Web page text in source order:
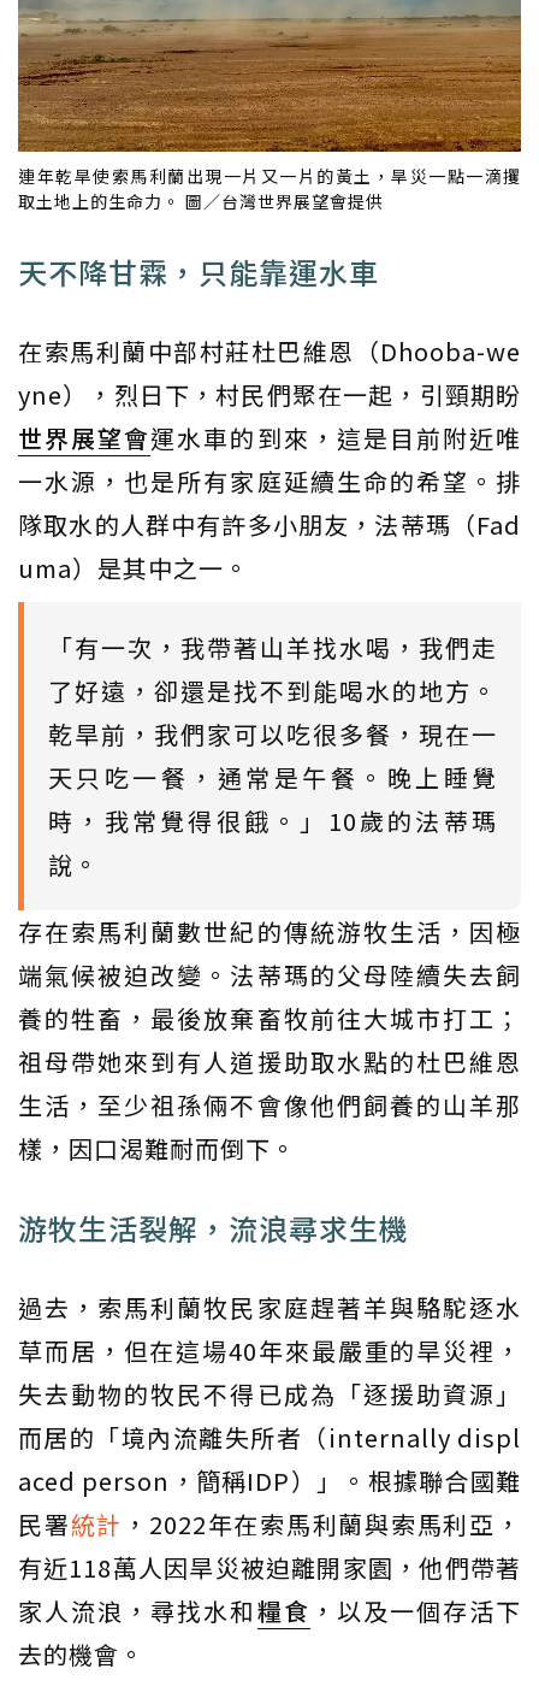
連年乾旱使索馬利蘭出現一片又一片的黃土，旱災一點一滴攫
取土地上的生命力。 圖／台灣世界展望會提供
天不降甘霖，只能靠運水車
在索馬利蘭中部村莊杜巴維恩（Dhooba-we
yne），烈日下，村民們聚在一起，引頸期盼
世界展望會運水車的到來，這是目前附近唯
一水源，也是所有家庭延續生命的希望。排
隊取水的人群中有許多小朋友，法蒂瑪（Fad
uma）是其中之一。
「有一次，我帶著山羊找水喝，我們走
了好遠，卻還是找不到能喝水的地方。
乾旱前，我們家可以吃很多餐，現在一
天只吃一餐，通常是午餐。晚上睡覺
時，我常覺得很餓。」10歲的法蒂瑪
說。
存在索馬利蘭數世紀的傳統游牧生活，因極
端氣候被迫改變。法蒂瑪的父母陸續失去飼
養的牲畜，最後放棄畜牧前往大城市打工；
祖母帶她來到有人道援助取水點的杜巴維恩
生活，至少祖孫倆不會像他們飼養的山羊那
樣，因口渴難耐而倒下。
游牧生活裂解，流浪尋求生機
過去，索馬利蘭牧民家庭趕著羊與駱駝逐水
草而居，但在這場40年來最嚴重的旱災裡，
失去動物的牧民不得已成為「逐援助資源」
而居的「境內流離失所者（internally displ
aced person，簡稱IDP）」。根據聯合國難
民署統計 ，2022年在索馬利蘭與索馬利亞，
有近118萬人因旱災被迫離開家園，他們帶著
家人流浪，尋找水和糧食 ，以及一個存活下
去的機會。